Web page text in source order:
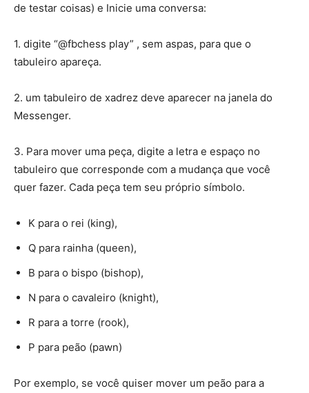
de testar coisas) e Inicie uma conversa:
1. digite “@fbchess play” , sem aspas, para que o
tabuleiro apareça.
2. um tabuleiro de xadrez deve aparecer na janela do
Messenger.
3. Para mover uma peça, digite a letra e espaço no
tabuleiro que corresponde com a mudança que você
quer fazer. Cada peça tem seu próprio símbolo.
K para o rei (king),
Q para rainha (queen),
B para o bispo (bishop),
N para o cavaleiro (knight),
R para a torre (rook),
P para peão (pawn)
Por exemplo, se você quiser mover um peão para a